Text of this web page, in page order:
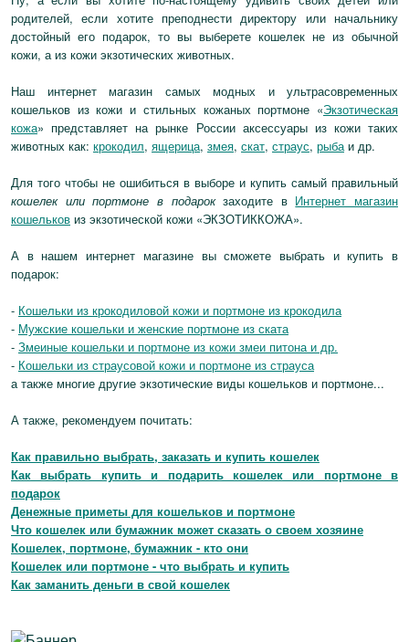
родителей, если хотите преподнести директору или начальнику
достойный его подарок, то вы выберете кошелек не из обычной
кожи, а из кожи экзотических животных.
Наш интернет магазин самых модных и ультрасовременных
кошельков из кожи и стильных кожаных портмоне «Экзотическая
кожа» представляет на рынке России аксессуары из кожи таких
животных как: крокодил, ящерица, змея, скат, страус, рыбаи др.
Для того чтобы не ошибиться в выборе и купить самый правильный
кошелек или портмоне в подарокзаходите в Интернет магазин
кошельков из экзотической кожи «ЭКЗОТИККОЖА».
А в нашем интернет магазине вы сможете выбрать и купить в
подарок:
- Кошельки из крокодиловой кожи и портмоне из крокодила
- Мужские кошельки и женские портмоне из ската
- Змеиные кошельки и портмоне из кожи змеи питона и др.
- Кошельки из страусовой кожи и портмоне из страуса
а также многие другие экзотические виды кошельков и портмоне...
А также, рекомендуем почитать:
Как правильно выбрать, заказать и купить кошелек
Как выбрать купить и подарить кошелек или портмоне в
подарок
Денежные приметы для кошельков и портмоне
Что кошелек или бумажник может сказать о своем хозяине
Кошелек, портмоне, бумажник - кто они
Кошелек или портмоне - что выбрать и купить
Как заманить деньги в свой кошелек